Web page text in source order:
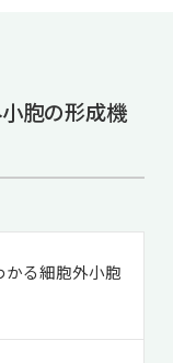
胞の形成機
る細胞外小胞